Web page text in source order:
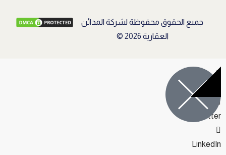
جميع الحقوق محفوظة لشركة المدائن
العقارية 2026 ©
Facebook
Twitter
LinkedIn